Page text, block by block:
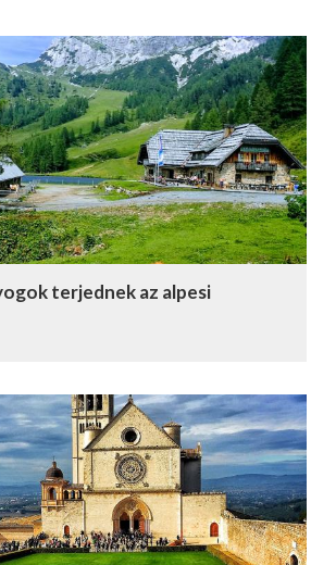
terjednek az alpesi